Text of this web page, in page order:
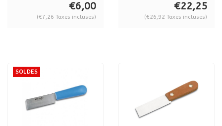
€6,00
(€7,26 Taxes incluses)
5164200
€22,25
(€26,92 Taxes incluses)
SOLDES